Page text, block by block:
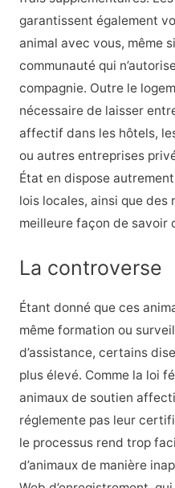
garantissent également
animal avec vous, même
communauté qui
compagnie. Outre le
nécessaire de laisser
affectif dans les hôtels,
ou autres entreprises
État en dispose
lois locales, ainsi que des
meilleure façon de savoir
La controverse
Étant donné que ces
même formation ou
d’assistance, certains
plus élevé. Comme la loi
animaux de soutien
réglemente pas leur
le processus rend trop
d’animaux de manière